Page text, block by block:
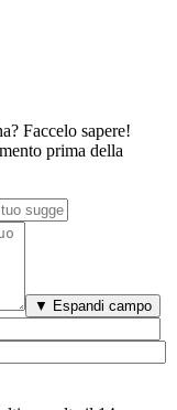
Faccelo sapere!
prima della
▼ Espandi campo